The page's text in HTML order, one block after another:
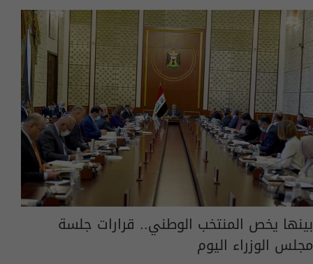
بينها يخص المنتخب الوطني.. قرارات جلسة
مجلس الوزراء اليوم